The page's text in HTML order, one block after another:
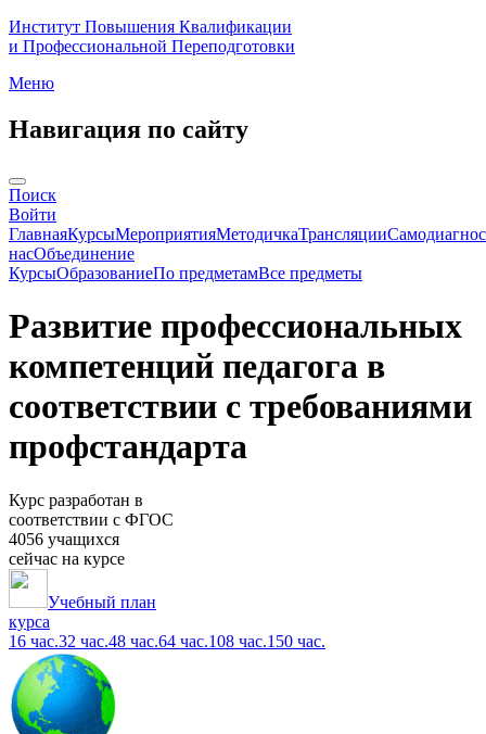
Институт Повышения Квалификации
и Профессиональной Переподготовки
Меню
Навигация по сайту
Поиск
Войти
ГлавнаяКурсыМероприятияМетодичкаТрансляции
насОбъединение
КурсыОбразованиеПо предметамВсе предметы
Развитие профессиональных
компетенций педагога в
соответствии с требованиями
профстандарта
Курс разработан в
соответствии с ФГОС
4056 учащихся
сейчас на курсе
Учебный план
курса
16 час.32 час.48 час.64 час.108 час.150 час.